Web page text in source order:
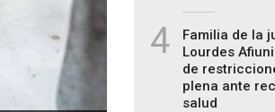
4
Familia de la
Lourdes
de
plena ante
salud